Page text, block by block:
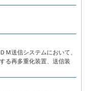
Ｍ送信システムにおいて、
る再多重化装置、送信装